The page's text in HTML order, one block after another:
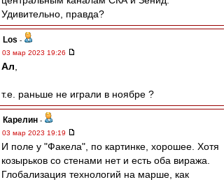
Удивительно, правда?
Los -
03 мар 2023 19:26
Ал
т.е. раньше не играли в ноябре ?
Карелин -
03 мар 2023 19:19
И поле у "Факела", по картинке, хорошее. Хотя
козырьков со стенами нет и есть оба виража.
Глобализация технологий на марше, как